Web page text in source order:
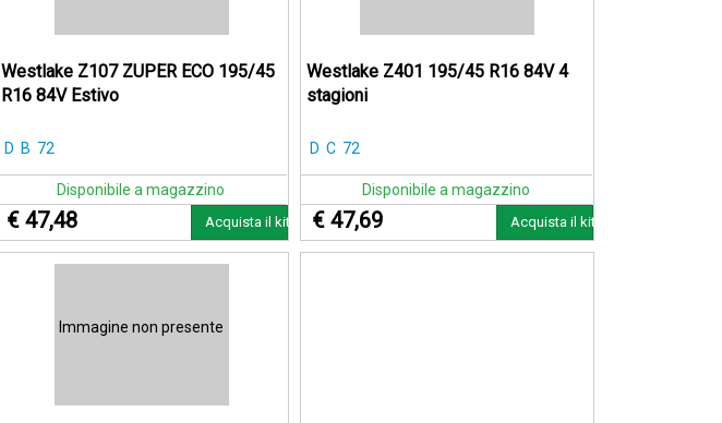
Westlake Z107 ZUPER ECO 195/45
R16 84V Estivo
D B 72
Disponibile a magazzino
€ 47,48 Acquista il kit
Westlake Z401 195/45 R16 84V 4
stagioni
D C 72
Disponibile a magazzino
€ 47,69 Acquista il kit
Immagine non presente